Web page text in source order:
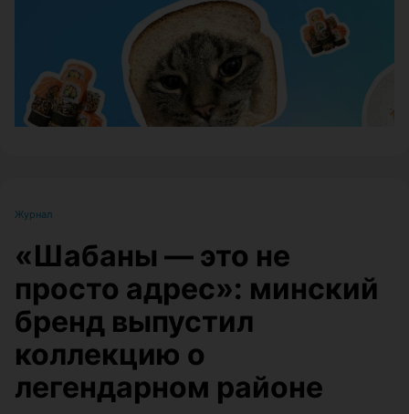
Журнал
«Шабаны — это не
просто адрес»: минский
бренд выпустил
коллекцию о
легендарном районе